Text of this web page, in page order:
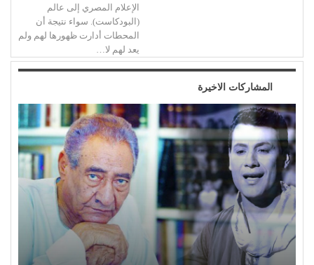
الإعلام المصري إلى عالم
(البودكاست). سواء نتيجة أن
المحطات أدارت ظهورها لهم ولم
يعد لهم لا…
المشاركات الاخيرة